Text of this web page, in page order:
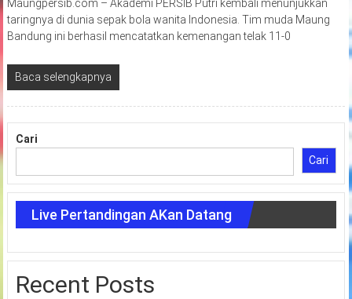
Maungpersib.com – Akademi PERSIB Putri kembali menunjukkan
taringnya di dunia sepak bola wanita Indonesia. Tim muda Maung
Bandung ini berhasil mencatatkan kemenangan telak 11-0
Baca selengkapnya
Cari
Cari
Live Pertandingan AKan Datang
Recent Posts